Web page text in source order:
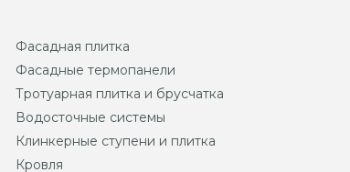
Фасадная плитка
Фасадные термопанели
Тротуарная плитка и брусчатка
Водосточные системы
Клинкерные ступени и плитка
Кровля